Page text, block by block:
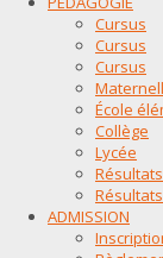
Cursus
Cursus
Cursus
École
Collège
Lycée
ADMISSION